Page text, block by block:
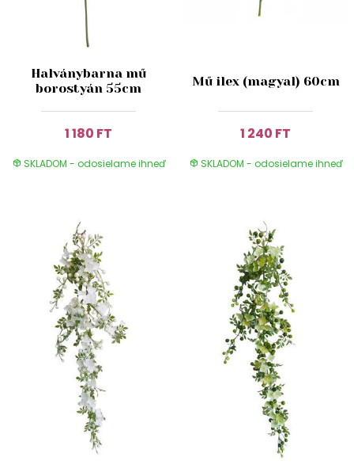
Halványbarna mű
borostyán 55cm
1 180 FT
SKLADOM - odosielame ihneď
Mű ilex (magyal) 60cm
1 240 FT
SKLADOM - odosielame ihneď